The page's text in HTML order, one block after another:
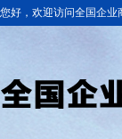
您好，欢迎访问全国企业